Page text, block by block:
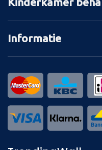
Informatie